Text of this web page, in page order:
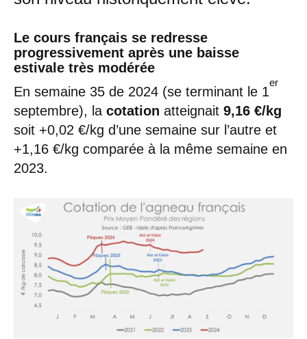
Le cours français se redresse
progressivement après une baisse
estivale très modérée
En semaine 35 de 2024 (se terminant le 1
er
septembre), la cotation atteignait 9,16 €/kg
soit +0,02 €/kg d’une semaine sur l’autre et
+1,16 €/kg comparée à la même semaine en
2023.